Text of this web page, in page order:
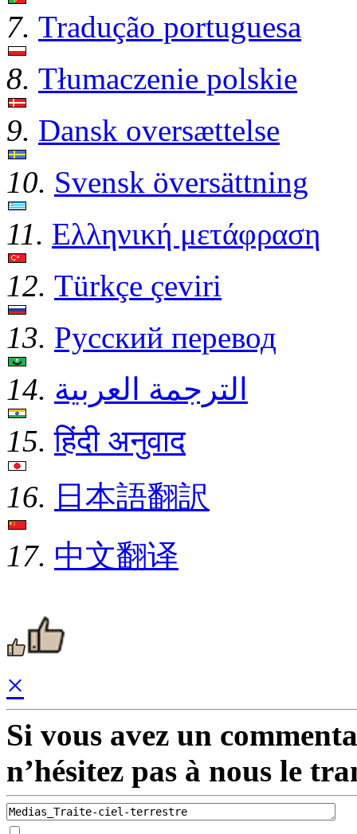
7. Tradução portuguesa
8. Tłumaczenie polskie
9. Dansk oversættelse
10. Svensk översättning
11. Ελληνική μετάφραση
12. Türkçe çeviri
13. Русский перевод
14. الترجمة العربية
15. हिंदी अनुवाद
16. 日本語翻訳
17. 中文翻译
×
Si vous avez un
n’hésitez pas à nous le